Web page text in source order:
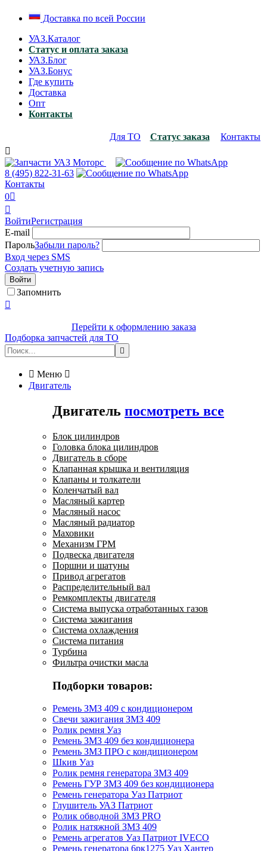
Доставка по всей России
УАЗ.Каталог
Статус и оплата заказа
УАЗ.Блог
УАЗ.Бонус
Где купить
Доставка
Опт
Контакты
Для ТО Статус заказа
Контакты

8 (495) 822-31-63
Контакты
0

ВойтиРегистрация
E-mail
ПарольЗабыли пароль?
Вход через SMS
Создать учетную запись
Войти
Запомнить

Перейти к оформлению заказа
Подборка запчастей для ТО

 Меню 
Двигатель
Двигатель посмотреть все
Блок цилиндров
Головка блока цилиндров
Двигатель в сборе
Клапанная крышка и вентиляция
Клапаны и толкатели
Коленчатый вал
Масляный картер
Масляный насос
Масляный радиатор
Маховики
Механизм ГРМ
Подвеска двигателя
Поршни и шатуны
Привод агрегатов
Распределительный вал
Ремкомплекты двигателя
Система выпуска отработанных газов
Система зажигания
Система охлаждения
Система питания
Турбина
Фильтра очистки масла
Подборки товаров:
Ремень ЗМЗ 409 с кондиционером
Свечи зажигания ЗМЗ 409
Ролик ремня Уаз
Ремень ЗМЗ 409 без кондиционера
Ремень ЗМЗ ПРО с кондиционером
Шкив Уаз
Ролик ремня генератора ЗМЗ 409
Ремень ГУР ЗМЗ 409 без кондиционера
Ремень генератора Уаз Патриот
Глушитель УАЗ Патриот
Ролик обводной ЗМЗ PRO
Ролик натяжной ЗМЗ 409
Ремень агрегатов Уаз Патриот IVECO
Ремень генератора 6рк1275 Уаз Хантер